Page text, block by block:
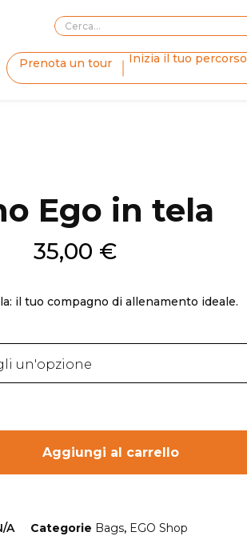
Prenota un tour Inizia il tuo percorso
Ego in tela
35,00 €
il tuo compagno di allenamento ideale.
Aggiungi al carrello
A Categorie Bags, EGO Shop